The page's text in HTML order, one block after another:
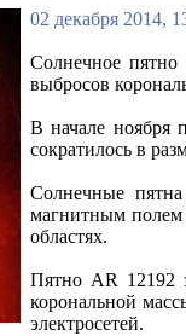
02 декабря 2014,
Солнечное
выбросов
В начале ноября
сократилось в
Солнечные
магнитным полем
областях.
Пятно AR 12192
корональной
электросетей.